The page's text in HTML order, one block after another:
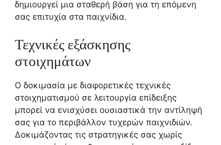
δημιουργεί μια σταθερή βάση για τη επόμενη
σας επιτυχία στα παιχνίδια.
Τεχνικές εξάσκησης
στοιχημάτων
Ο δοκιμασία με διαφορετικές τεχνικές
στοιχηματισμού σε λειτουργία επίδειξης
μπορεί να ενισχύσει ουσιαστικά την αντίληψή
σας για το περιβάλλον τυχερών παιχνιδιών.
Δοκιμάζοντας τις στρατηγικές σας χωρίς